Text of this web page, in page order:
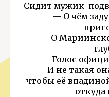
Сидит мужик-
— О чём
— О
Голос
— И не такая
чтобы её
откуда